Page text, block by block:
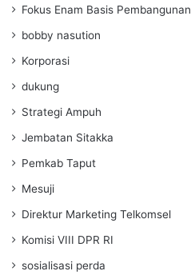
Fokus Enam Basis Pembangunan
bobby nasution
Korporasi
dukung
Strategi Ampuh
Jembatan Sitakka
Pemkab Taput
Mesuji
Direktur Marketing Telkomsel
Komisi VIII DPR RI
sosialisasi perda